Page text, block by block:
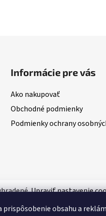
prispôsobenie obsahu a
Informácie pre vás
Ako nakupovať
Obchodné podmienky
Podmienky ochrany
Upraviť nastavenie